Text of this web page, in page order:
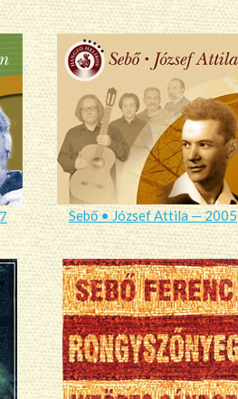
Sebő • József Attila — 2005